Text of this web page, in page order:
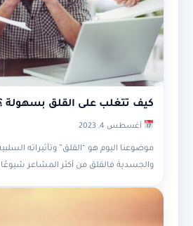
كيف تتغلب على القلق بسهولة
أغسطس 4, 2023
موضوعنا اليوم هو “القلق” وتأثيراته
والجسدية فالقلق من أكثر المشاعر شيوعًا